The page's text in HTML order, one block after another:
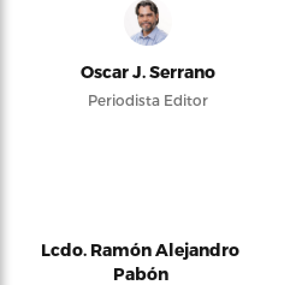
Oscar J. Serrano
Periodista Editor
Lcdo. Ramón Alejandro
Pabón